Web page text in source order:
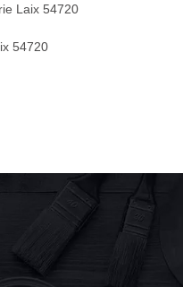
Laix 54720
54720